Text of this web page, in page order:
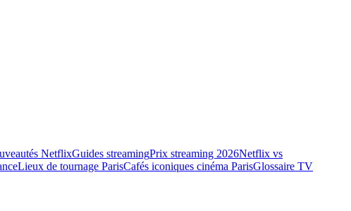
NetflixGuides streamingPrix streaming 2026Netflix vs
Lieux de tournage ParisCafés iconiques cinéma ParisGlossaire TV